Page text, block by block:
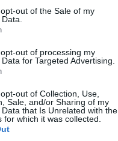
out of the Sale of my
out of processing my
for Targeted Advertising.
out of Collection, Use,
Sale, and/or Sharing of my
Data that Is Unrelated with the
for which it was collected.